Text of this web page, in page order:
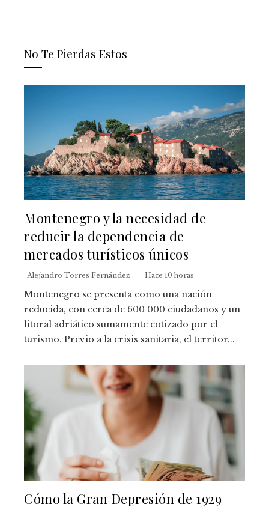
No Te Pierdas Estos
Montenegro y la necesidad de
reducir la dependencia de
mercados turísticos únicos
Alejandro Torres Fernández Hace 10 horas
Montenegro se presenta como una nación
reducida, con cerca de 600 000 ciudadanos y un
litoral adriático sumamente cotizado por el
turismo. Previo a la crisis sanitaria, el territor...
Cómo la Gran Depresión de 1929